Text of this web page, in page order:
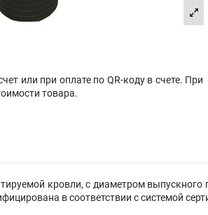
или при оплате по QR-коду в счете. При
товара.
кровли, с диаметром
в соответствии с системой